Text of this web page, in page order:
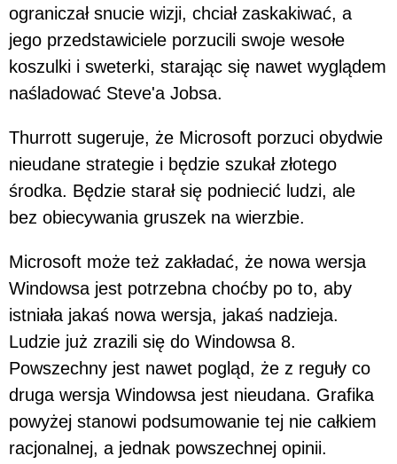
ograniczał snucie wizji, chciał zaskakiwać, a
jego przedstawiciele porzucili swoje wesołe
koszulki i sweterki, starając się nawet wyglądem
naśladować Steve'a Jobsa.
Thurrott sugeruje, że Microsoft porzuci obydwie
nieudane strategie i będzie szukał złotego
środka. Będzie starał się podniecić ludzi, ale
bez obiecywania gruszek na wierzbie.
Microsoft może też zakładać, że nowa wersja
Windowsa jest potrzebna choćby po to, aby
istniała jakaś nowa wersja, jakaś nadzieja.
Ludzie już zrazili się do Windowsa 8.
Powszechny jest nawet pogląd, że z reguły co
druga wersja Windowsa jest nieudana. Grafika
powyżej stanowi podsumowanie tej nie całkiem
racjonalnej, a jednak powszechnej opinii.